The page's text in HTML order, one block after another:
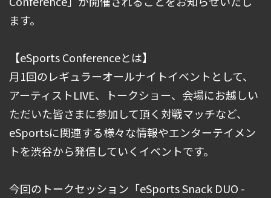
ます。
【eSports Conferenceとは】
月1回のレギュラーオールナイトイベントとして、
アーティストLIVE、トークショー、会場にお越しい
ただいた皆さまに参加して頂く対戦マッチなど、
eSportsに関連する様々な情報やエンターテイメン
トを渋谷から発信していくイベントです。
今回のトークセッション「eSports Snack DUO -